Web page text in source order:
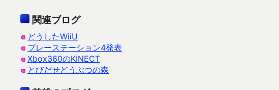
関連ブログ
どうしたWiiU
プレーステーション4発表
Xbox360のKINECT
とびだせどうぶつの森